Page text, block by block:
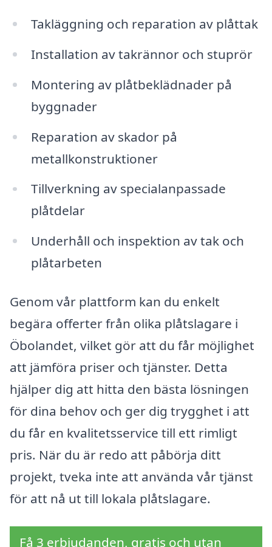
Takläggning och reparation av plåttak
Installation av takrännor och stuprör
Montering av plåtbeklädnader på
byggnader
Reparation av skador på
metallkonstruktioner
Tillverkning av specialanpassade
plåtdelar
Underhåll och inspektion av tak och
plåtarbeten
Genom vår plattform kan du enkelt
begära offerter från olika plåtslagare i
Öbolandet, vilket gör att du får möjlighet
att jämföra priser och tjänster. Detta
hjälper dig att hitta den bästa lösningen
för dina behov och ger dig trygghet i att
du får en kvalitetsservice till ett rimligt
pris. När du är redo att påbörja ditt
projekt, tveka inte att använda vår tjänst
för att nå ut till lokala plåtslagare.
Få 3 erbjudanden, gratis och utan